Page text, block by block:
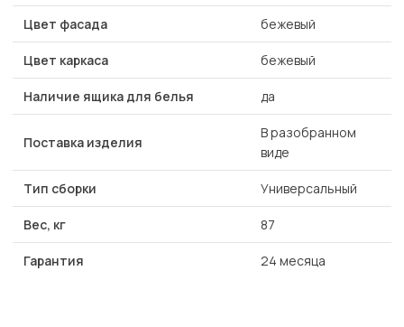
Цвет фасада бежевый
Цвет каркаса бежевый
Наличие ящика для белья да
Поставка изделия
В разобранном
виде
Тип сборки Универсальный
Вес, кг 87
Гарантия 24 месяца